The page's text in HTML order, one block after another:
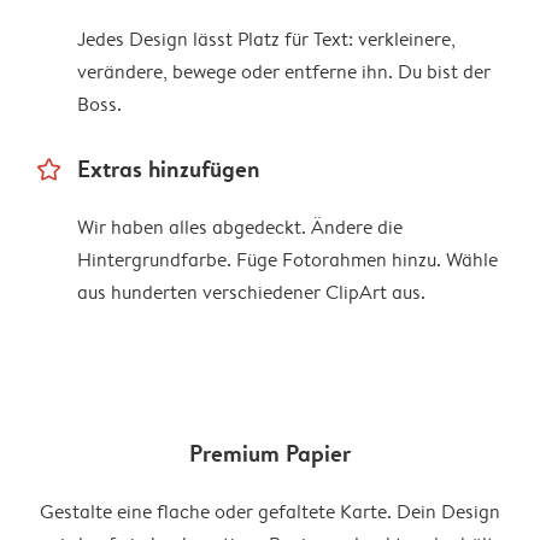
Jedes Design lässt Platz für Text: verkleinere,
verändere, bewege oder entferne ihn. Du bist der
Boss.
star_outline Extras hinzufügen
Wir haben alles abgedeckt. Ändere die
Hintergrundfarbe. Füge Fotorahmen hinzu. Wähle
aus hunderten verschiedener ClipArt aus.
Premium Papier
Gestalte eine flache oder gefaltete Karte. Dein Design